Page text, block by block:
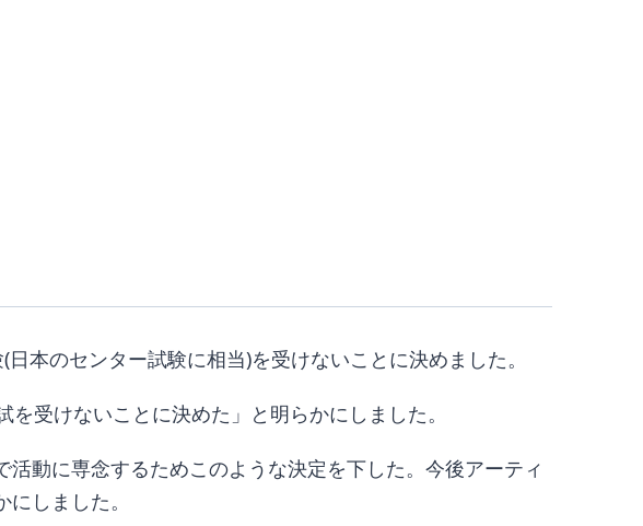
本のセンター試験に相当)を受けないことに決めました。
受けないことに決めた」と明らかにしました。
動に専念するためこのような決定を下した。今後アーティ
しました。